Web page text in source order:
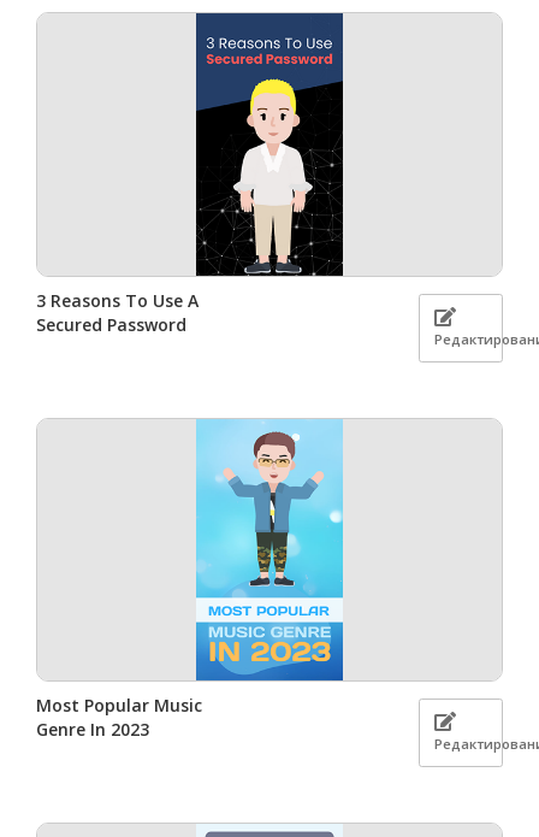
3 Reasons To Use A
Secured Password
Most Popular Music
Genre In 2023